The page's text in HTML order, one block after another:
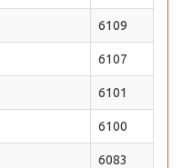
6109
6107
6101
6100
6083